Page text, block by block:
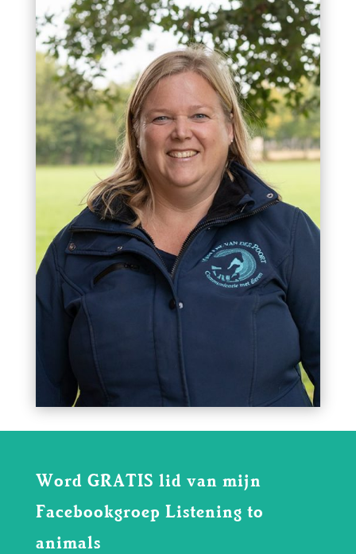
Word GRATIS lid van mijn
Facebookgroep Listening to
animals